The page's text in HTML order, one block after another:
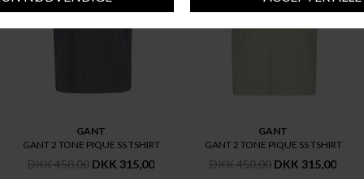
GANT
GANT 2 TONE PIQUE SS TSHIRT
DKK 450,00 DKK 315,00
GANT
GANT 2 TONE PIQUE SS TSHIRT
DKK 450,00 DKK 315,00